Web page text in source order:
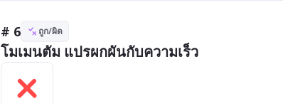
# 6 ถูก/ผิด
โมเมนตัม แปรผกผันกับความเร็ว